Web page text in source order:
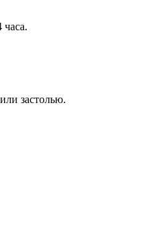
часа.
застолью.